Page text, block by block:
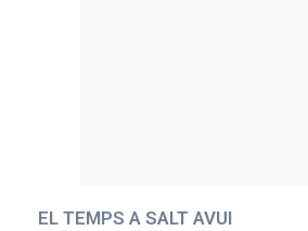
EL TEMPS A SALT AVUI